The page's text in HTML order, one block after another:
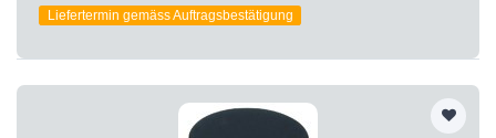
Liefertermin gemäss Auftragsbestätigung